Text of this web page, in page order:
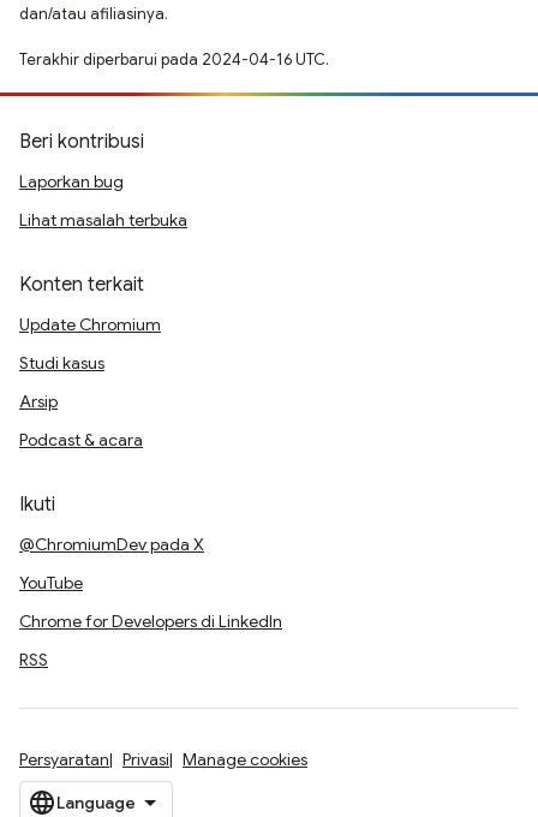
dan/atau afiliasinya.
Terakhir diperbarui pada 2024-04-16 UTC.
Beri kontribusi
Laporkan bug
Lihat masalah terbuka
Konten terkait
Update Chromium
Studi kasus
Arsip
Podcast & acara
Ikuti
@ChromiumDev pada X
YouTube
Chrome for Developers di LinkedIn
RSS
Persyaratan Privasi Manage cookies